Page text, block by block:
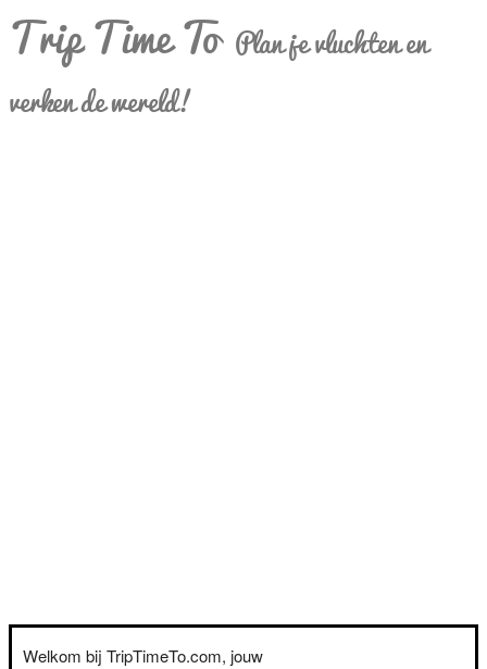
Trip Time To Plan je vluchten en
verken de wereld!
Welkom bij TripTimeTo.com, jouw